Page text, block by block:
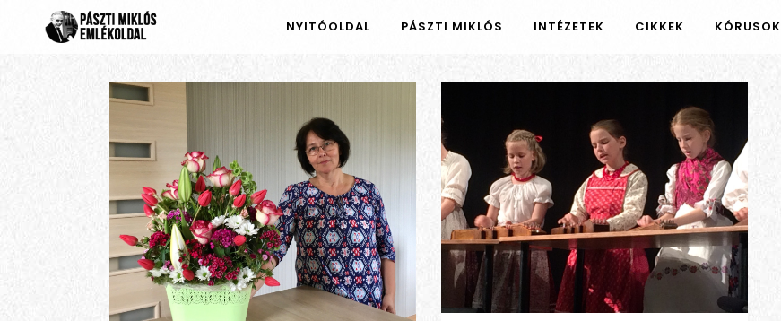
NYITÓOLDAL PÁSZTI MIKLÓS INTÉZETEK CIKKEK KÓRUSOK